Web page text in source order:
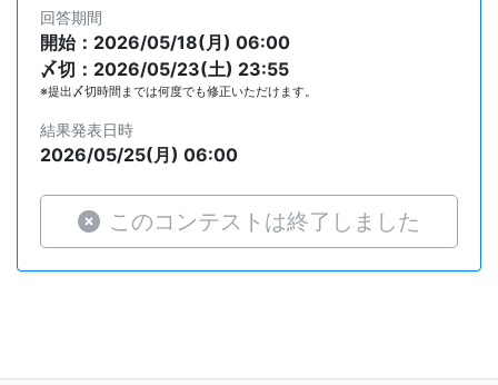
回答期間
開始：2026/05/18(月) 06:00
〆切：2026/05/23(土) 23:55
※提出〆切時間までは何度でも修正いただけます。
結果発表日時
2026/05/25(月) 06:00
このコンテストは終了しました